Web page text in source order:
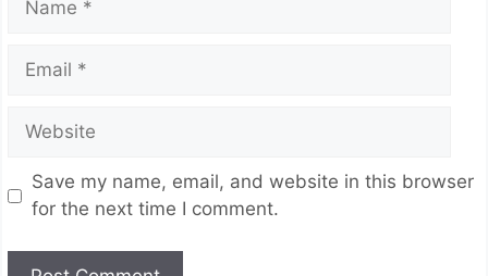
Email
Website
Save my name, email, and website in this browser
for the next time I comment.